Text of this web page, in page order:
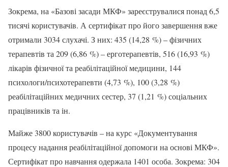
Зокрема, на «Базові засади МКФ» зареєструвалися понад 6,5
тисячі користувачів. А сертифікат про його завершення вже
отримали 3034 слухачі. З них: 435 (14,28 %) – фізичних
терапевтів та 209 (6,86 %) – ерготерапевтів, 516 (16,93 %)
лікарів фізичної та реабілітаційної медицини, 144
психологи/психотерапевти (4,73 %), 100 (3,28 %)
реабілітаційних медичних сестер, 37 (1,21 %) соціальних
працівників та ін.
Майже 3800 користувачів – на курс «Документування
процесу надання реабілітаційної допомоги на основі МКФ».
Сертифікат про навчання одержала 1401 особа. Зокрема: 304